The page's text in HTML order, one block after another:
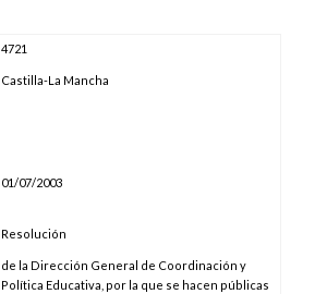
4721
Castilla-La Mancha
01/07/2003
Resolución
de la Dirección General de Coordinación y
Política Educativa, por la que se hacen públicas